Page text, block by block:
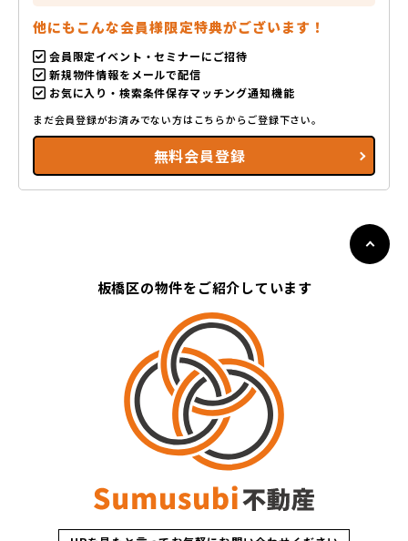
他にもこんな会員様限定特典がございます！
会員限定イベント・セミナーにご招待
新規物件情報をメールで配信
お気に入り・検索条件保存マッチング通知機能
まだ会員登録がお済みでない方はこちらからご登録下さい。
無料会員登録
板橋区の物件をご紹介しています